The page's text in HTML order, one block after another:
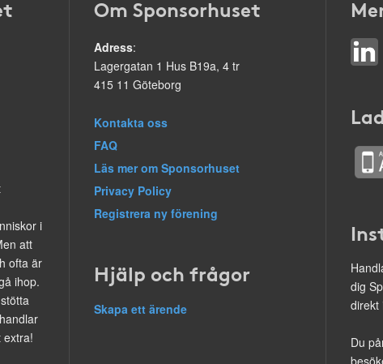
i
att
ofta är
ihop.
extra!
Om Sponsorhuset
Adress:
Lagergatan 1 Hus B19a, 4 tr
415 11 Göteborg
Kontakta oss
FAQ
Läs mer om Sponsorhuset
Privacy Policy
Registrera ny förening
Hjälp och frågor
Skapa ett ärende
dig
direkt
Du